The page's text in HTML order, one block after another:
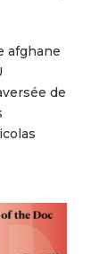
afghane
de